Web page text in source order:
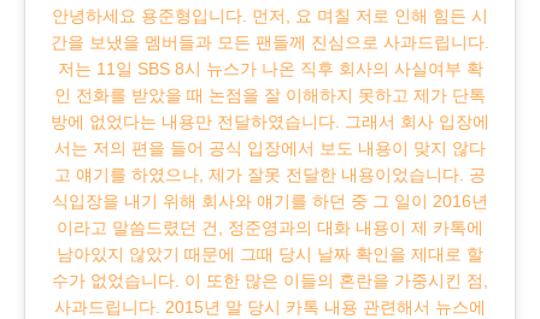
안녕하세요 용준형입니다. 먼저, 요 며칠 저로 인해 힘든 시
간을 보냈을 멤버들과 모든 팬들께 진심으로 사과드립니다.
저는 11일 SBS 8시 뉴스가 나온 직후 회사의 사실여부 확
인 전화를 받았을 때 논점을 잘 이해하지 못하고 제가 단톡
방에 없었다는 내용만 전달하였습니다. 그래서 회사 입장에
서는 저의 편을 들어 공식 입장에서 보도 내용이 맞지 않다
고 얘기를 하였으나, 제가 잘못 전달한 내용이었습니다. 공
식입장을 내기 위해 회사와 얘기를 하던 중 그 일이 2016년
이라고 말씀드렸던 건, 정준영과의 대화 내용이 제 카톡에
남아있지 않았기 때문에 그때 당시 날짜 확인을 제대로 할
수가 없었습니다. 이 또한 많은 이들의 혼란을 가중시킨 점,
사과드립니다. 2015년 말 당시 카톡 내용 관련해서 뉴스에